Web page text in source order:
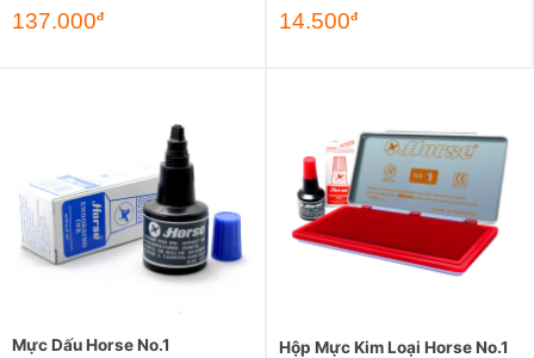
Giá
gốc
137.000đGiá
14.500đ
Mực Dấu Horse No.1 Hộp Mực Kim Loại Horse No.1